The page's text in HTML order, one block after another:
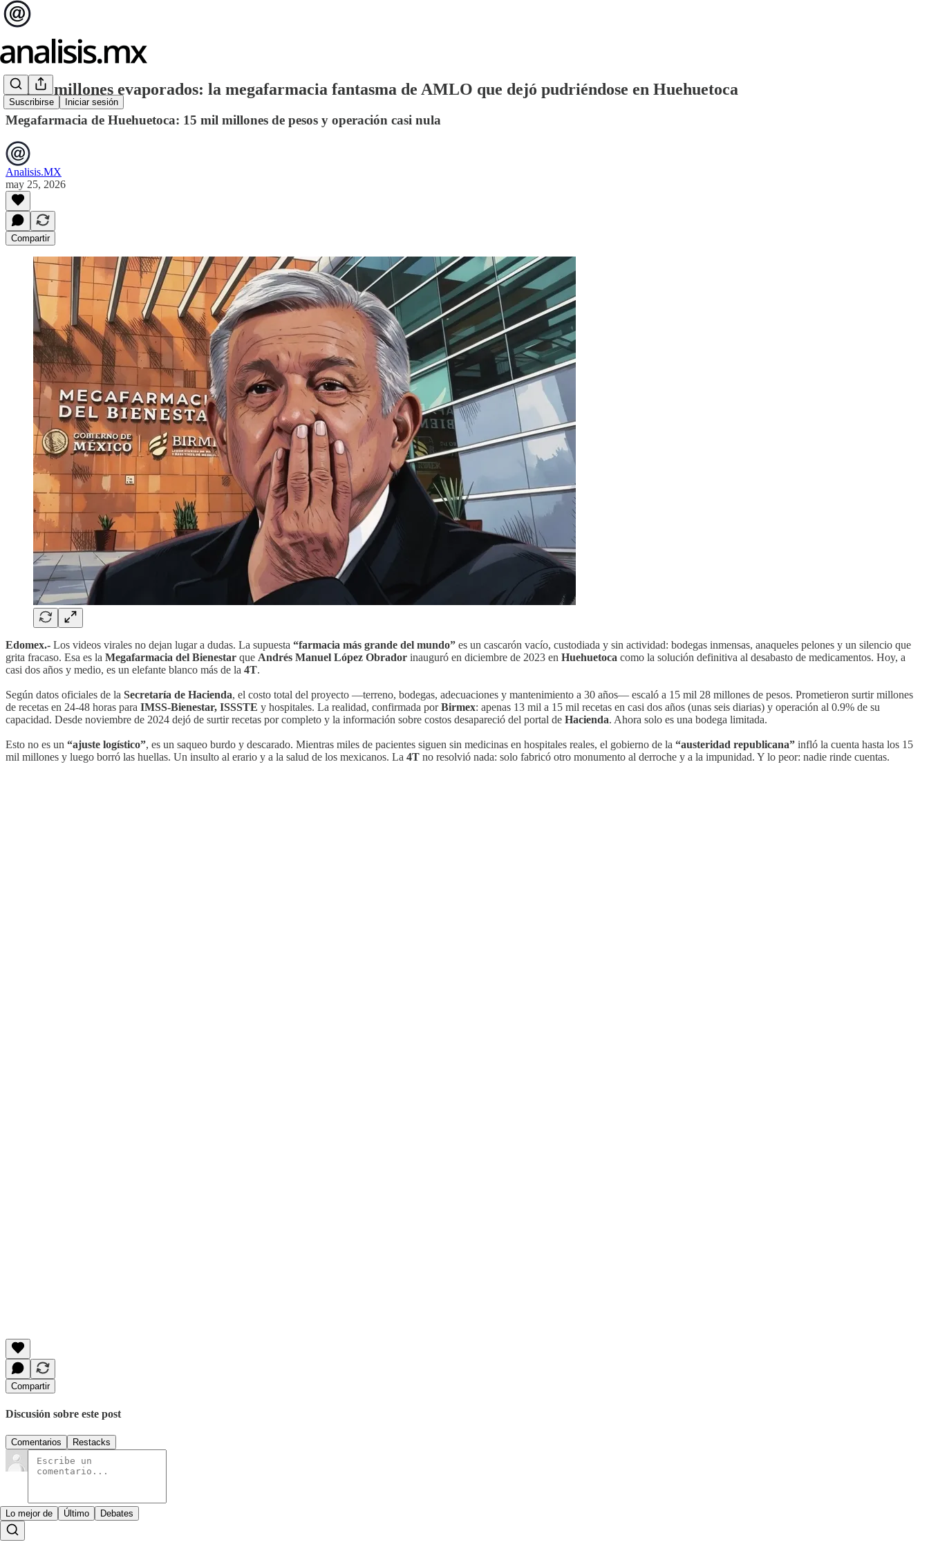
Suscribirse Iniciar sesión
15 mil millones evaporados: la megafarmacia fantasma de AMLO que dejó pudriéndose en Huehuetoca
Megafarmacia de Huehuetoca: 15 mil millones de pesos y operación casi nula
Analisis.MX
may 25, 2026
Compartir
Edomex.- Los videos virales no dejan lugar a dudas. La supuesta “farmacia más grande del mundo” es un cascarón vacío, custodiada y sin actividad: bodegas inmensas, anaqueles pelones y un silencio que
grita fracaso. Esa es la Megafarmacia del Bienestar que Andrés Manuel López Obrador inauguró en diciembre de 2023 en Huehuetoca como la solución definitiva al desabasto de medicamentos. Hoy, a
casi dos años y medio, es un elefante blanco más de la 4T.
Según datos oficiales de la Secretaría de Hacienda, el costo total del proyecto —terreno, bodegas, adecuaciones y mantenimiento a 30 años— escaló a 15 mil 28 millones de pesos. Prometieron surtir millones
de recetas en 24-48 horas para IMSS-Bienestar, ISSSTE y hospitales. La realidad, confirmada porBirmex: apenas 13 mil a 15 mil recetas en casi dos años (unas seis diarias) y operación al 0.9% de su
capacidad. Desde noviembre de 2024 dejó de surtir recetas por completo y la información sobre costos desapareció del portal de Hacienda. Ahora solo es una bodega limitada.
Esto no es un “ajuste logístico”, es un saqueo burdo y descarado. Mientras miles de pacientes siguen sin medicinas en hospitales reales, el gobierno de la “austeridad republicana” infló la cuenta hasta los 15
mil millones y luego borró las huellas. Un insulto al erario y a la salud de los mexicanos. La 4T no resolvió nada: solo fabricó otro monumento al derroche y a la impunidad. Y lo peor: nadie rinde cuentas.
Compartir
Discusión sobre este post
Comentarios Restacks
Lo mejor de Último Debates